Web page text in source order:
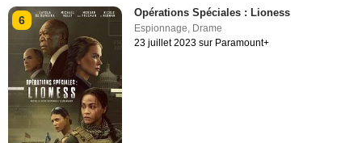
6
Opérations Spéciales : Lioness
Espionnage, Drame
23 juillet 2023 sur Paramount+